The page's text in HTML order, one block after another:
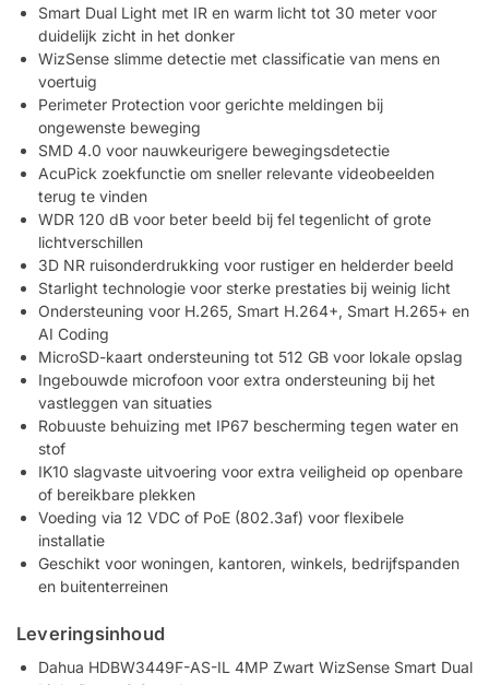
Smart Dual Light met IR en warm licht tot 30 meter voor
duidelijk zicht in het donker
WizSense slimme detectie met classificatie van mens en
voertuig
Perimeter Protection voor gerichte meldingen bij
ongewenste beweging
SMD 4.0 voor nauwkeurigere bewegingsdetectie
AcuPick zoekfunctie om sneller relevante videobeelden
terug te vinden
WDR 120 dB voor beter beeld bij fel tegenlicht of grote
lichtverschillen
3D NR ruisonderdrukking voor rustiger en helderder beeld
Starlight technologie voor sterke prestaties bij weinig licht
Ondersteuning voor H.265, Smart H.264+, Smart H.265+ en
AI Coding
MicroSD-kaart ondersteuning tot 512 GB voor lokale opslag
Ingebouwde microfoon voor extra ondersteuning bij het
vastleggen van situaties
Robuuste behuizing met IP67 bescherming tegen water en
stof
IK10 slagvaste uitvoering voor extra veiligheid op openbare
of bereikbare plekken
Voeding via 12 VDC of PoE (802.3af) voor flexibele
installatie
Geschikt voor woningen, kantoren, winkels, bedrijfspanden
en buitenterreinen
Leveringsinhoud
Dahua HDBW3449F-AS-IL 4MP Zwart WizSense Smart Dual